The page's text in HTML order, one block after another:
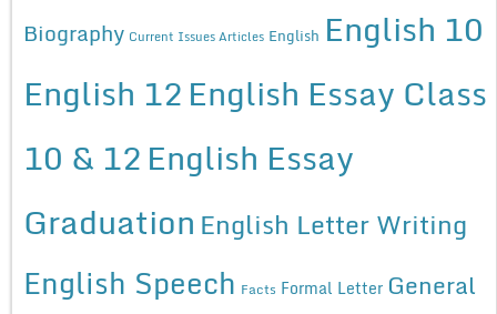
Biography Current Issues Articles English English 10
English 12English Essay Class
10 & 12English Essay
Graduation English Letter Writing
English Speech Facts Formal Letter General